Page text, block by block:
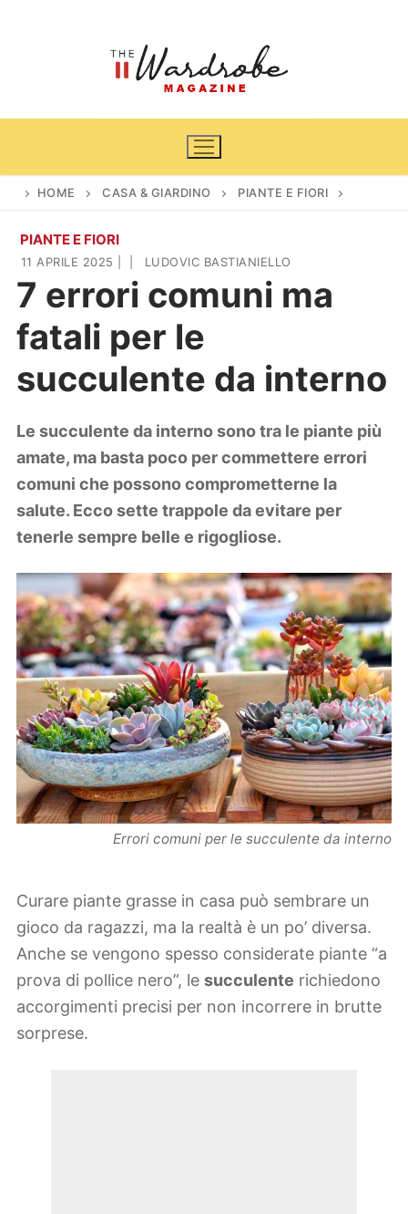
Home
News
Cinema e TV
Casa & Giardino
Arredamento
Piante e fiori
DIY
Lifestyle
Viaggi
Zodiaco
HOME CASA & GIARDINO PIANTE E FIORI
PIANTE E FIORI
11 APRILE 2025 LUDOVIC BASTIANIELLO
7 errori comuni ma
fatali per le
succulente da interno
Le succulente da interno sono tra le piante più
amate, ma basta poco per commettere errori
comuni che possono comprometterne la
salute. Ecco sette trappole da evitare per
tenerle sempre belle e rigogliose.
Errori comuni per le succulente da interno
Curare piante grasse in casa può sembrare un
gioco da ragazzi, ma la realtà è un po’ diversa.
Anche se vengono spesso considerate piante “a
prova di pollice nero”, le succulente richiedono
accorgimenti precisi per non incorrere in brutte
sorprese.